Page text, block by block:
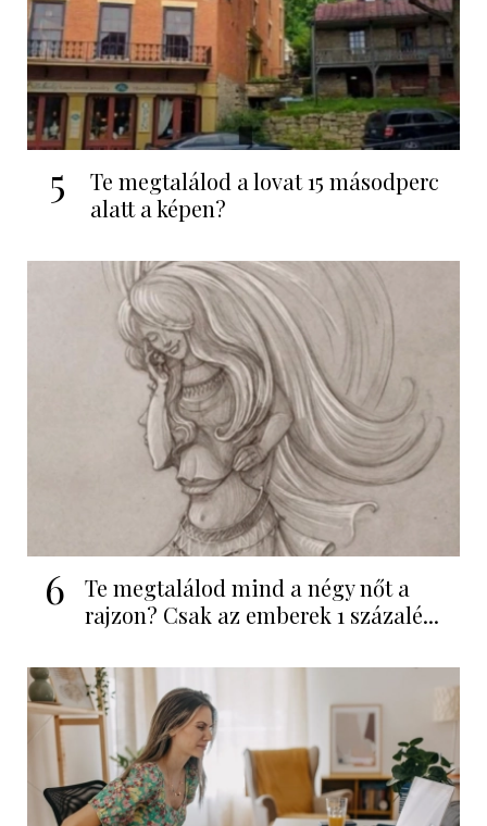
5
Te megtalálod a lovat 15 másodperc
alatt a képen?
6
Te megtalálod mind a négy nőt a
rajzon? Csak az emberek 1 százalé...